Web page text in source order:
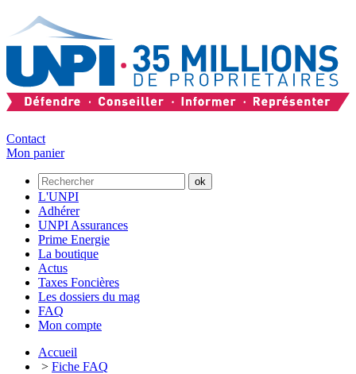
Contact
Mon panier
L'UNPI
Adhérer
UNPI Assurances
Prime Energie
La boutique
Actus
Taxes Foncières
Les dossiers du mag
FAQ
Mon compte
Accueil
> Fiche FAQ